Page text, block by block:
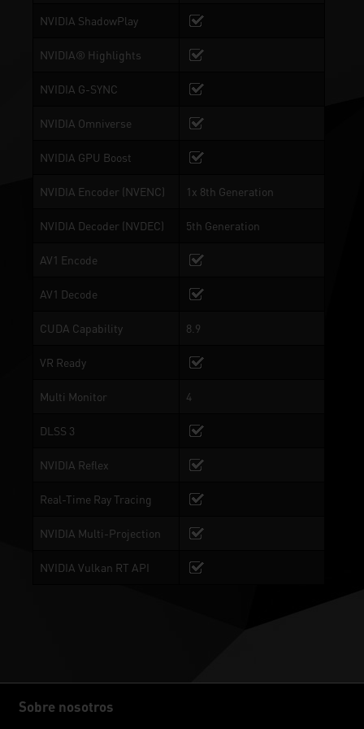
NVIDIA ShadowPlay
NVIDIA® Highlights
NVIDIA G-SYNC
NVIDIA Omniverse
NVIDIA GPU Boost
NVIDIA Encoder (NVENC) 1x 8th Generation
NVIDIA Decoder (NVDEC) 5th Generation
AV1 Encode
AV1 Decode
CUDA Capability 8.9
VR Ready
Multi Monitor 4
DLSS 3
NVIDIA Reflex
Real-Time Ray Tracing
NVIDIA Multi-Projection
NVIDIA Vulkan RT API
Sobre nosotros